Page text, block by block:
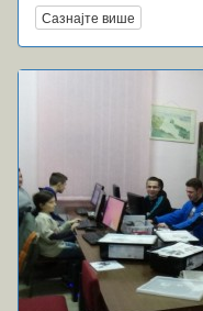
Сазнајте више